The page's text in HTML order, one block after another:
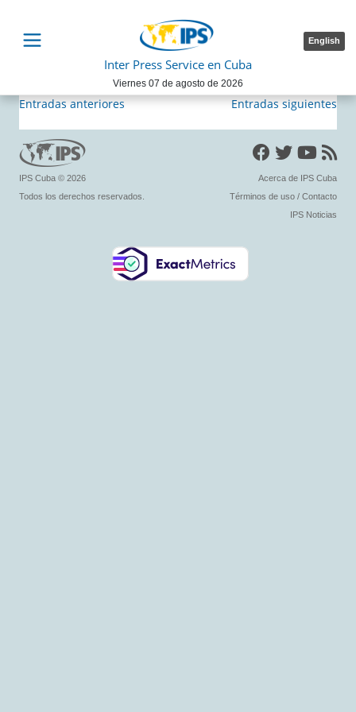
English
Inter Press Service en Cuba
Viernes 07 de agosto de 2026
Navegación
de
entradas
Entradas anteriores Entradas siguientes
IPS Cuba © 2026
Acerca de IPS Cuba
Todos los derechos reservados.
Términos de uso / Contacto
IPS Noticias